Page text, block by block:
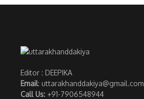
Editor : DEEPIKA
Email: uttarakhanddakiya@gmail.com
Call Us: +91-7906548944